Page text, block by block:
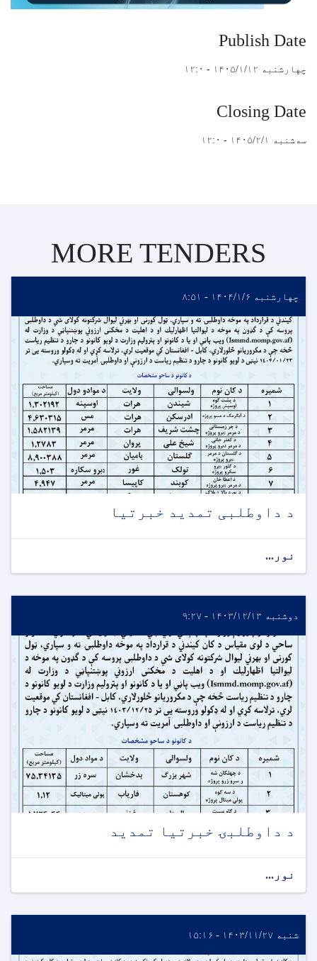
Publish Date
چهارشنبه ۱۴۰۵/۱/۱۲ - ۱۲:۰
Closing Date
سه‌شنبه ۱۴۰۵/۲/۱ - ۱۲:۰
MORE TENDERS
چهارشنبه ۱۴۰۴/۱/۶ - ۸:۵۱
د داوطلبی تمدید خبرتیا
نور...
دوشنبه ۱۴۰۳/۱۲/۱۳ - ۹:۲۷
د داوطلبۍ خبرتیا تمدید
نور...
شنبه ۱۴۰۳/۱۱/۲۷ - ۱۵:۱۶